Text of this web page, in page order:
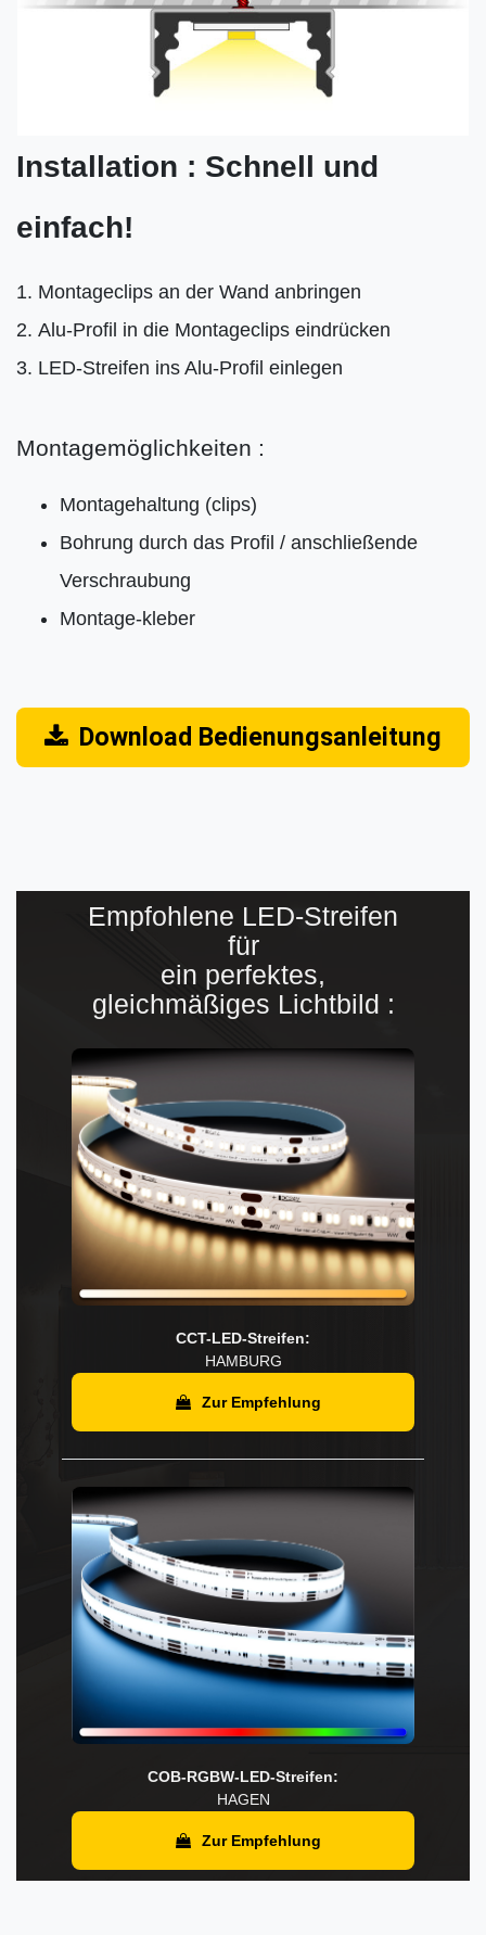
Installation : Schnell und
einfach!
Montageclips an der Wand anbringen
Alu-Profil in die Montageclips eindrücken
LED-Streifen ins Alu-Profil einlegen
Montagemöglichkeiten :
Montagehaltung (clips)
Bohrung durch das Profil / anschließende
Verschraubung
Montage-kleber
Download Bedienungsanleitung
Empfohlene LED-Streifen
für
ein perfektes,
gleichmäßiges Lichtbild :
CCT-LED-Streifen:
HAMBURG
Zur Empfehlung
COB-RGBW-LED-Streifen:
HAGEN
Zur Empfehlung